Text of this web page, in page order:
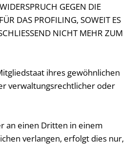
GEGEN DIE
DAS PROFILING, SOWEIT ES
NICHT MEHR ZUM
ihres gewöhnlichen
verwaltungsrechtlicher oder
an einen Dritten in einem
verlangen, erfolgt dies nur,